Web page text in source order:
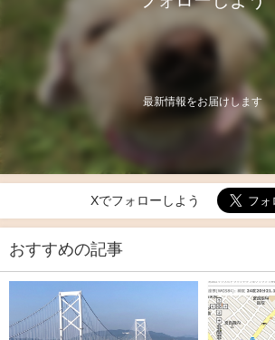
最新情報をお届けします
Xでフォローしよう
おすすめの記事